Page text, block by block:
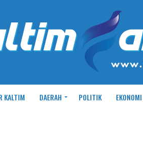
KALTIM DAERAH POLITIK